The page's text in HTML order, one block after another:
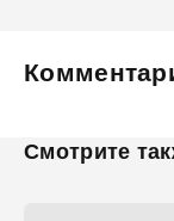
Смотрите